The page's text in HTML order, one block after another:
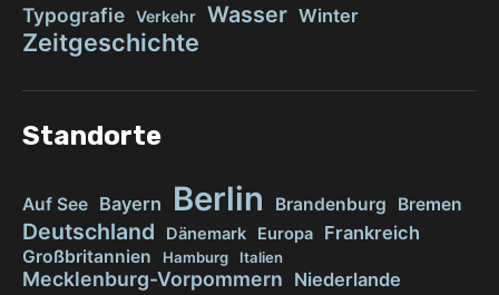
Typografie Verkehr Wasser Winter
Zeitgeschichte
Standorte
Auf See Bayern Berlin Brandenburg Bremen
Deutschland Dänemark Europa Frankreich
Großbritannien Hamburg Italien
Mecklenburg-Vorpommern Niederlande